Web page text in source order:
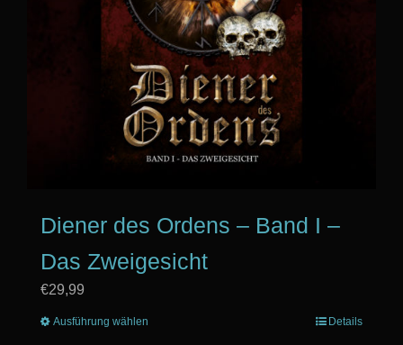
der
Produktseite
gewählt
werden
Diener des Ordens – Band I –
Das Zweigesicht
€29,99
Ausführung wählen Details